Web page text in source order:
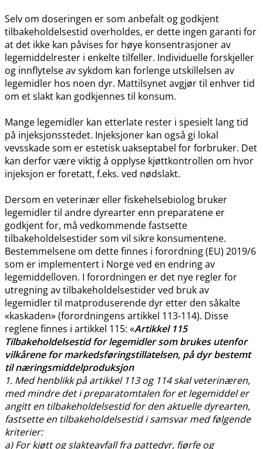
Selv om doseringen er som anbefalt og godkjent
tilbakeholdelsestid overholdes, er dette ingen garanti for
at det ikke kan påvises for høye konsentrasjoner av
legemiddelrester i enkelte tilfeller. Individuelle forskjeller
og innflytelse av sykdom kan forlenge utskillelsen av
legemidler hos noen dyr. Mattilsynet avgjør til enhver tid
om et slakt kan godkjennes til konsum.
Mange legemidler kan etterlate rester i spesielt lang tid
på injeksjonsstedet. Injeksjoner kan også gi lokal
vevsskade som er estetisk uakseptabel for forbruker. Det
kan derfor være viktig å opplyse kjøttkontrollen om hvor
injeksjon er foretatt, f.eks. ved nødslakt.
Dersom en veterinær eller fiskehelsebiolog bruker
legemidler til andre dyrearter enn preparatene er
godkjent for, må vedkommende fastsette
tilbakeholdelsestider som vil sikre konsumentene.
Bestemmelsene om dette finnes i forordning (EU) 2019/6
som er implementert i Norge ved en endring av
legemiddelloven. I forordningen er det nye regler for
utregning av tilbakeholdelsestider ved bruk av
legemidler til matproduserende dyr etter den såkalte
«kaskaden» (forordningens artikkel 113-114). Disse
reglene finnes i artikkel 115: «Artikkel 115
Tilbakeholdelsestid for legemidler som brukes utenfor
vilkårene for markedsføringstillatelsen, på dyr bestemt
til næringsmiddelproduksjon
1. Med henblikk på artikkel 113 og 114 skal veterinæren,
med mindre det i preparatomtalen for et legemiddel er
angitt en tilbakeholdelsestid for den aktuelle dyrearten,
fastsette en tilbakeholdelsestid i samsvar med følgende
kriterier:
a) For kjøtt og slakteavfall fra pattedyr, fjørfe og